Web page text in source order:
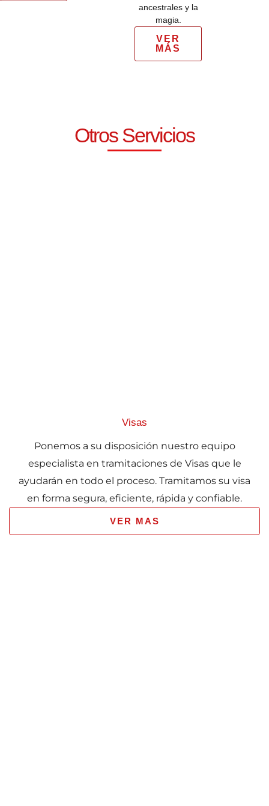
ancestrales y la
magia.
VER
MÁS
Otros Servicios
Visas
Ponemos a su disposición nuestro equipo
especialista en tramitaciones de Visas que le
ayudarán en todo el proceso. Tramitamos su visa
en forma segura, eficiente, rápida y confiable.
VER MAS